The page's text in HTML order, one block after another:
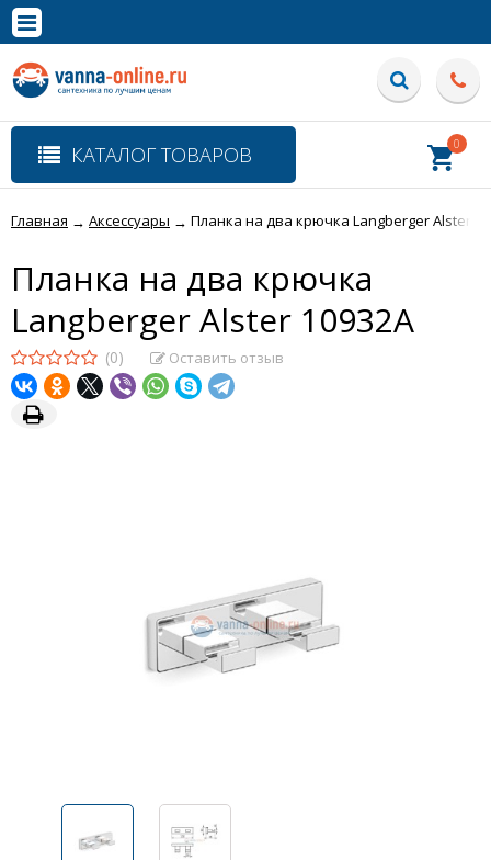
Полная версия сайта
КАТАЛОГ ТОВАРОВ 0
Главная → Аксессуары → Планка на два крючка Langberger Alster
Планка на два крючка
Langberger Alster 10932A
(0) Оставить отзыв